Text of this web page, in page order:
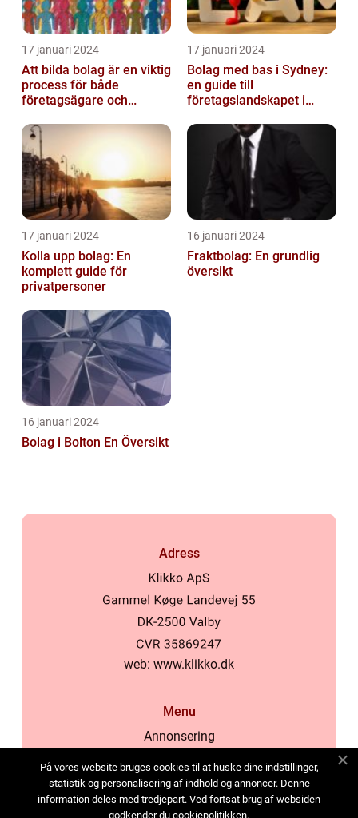
17 januari 2024
Att bilda bolag är en viktig
process för både
företagsägare och
etablera en ...
17 januari 2024
Bolag med bas i Sydney:
en guide till
företagslandskapet i
stad
17 januari 2024
Kolla upp bolag: En
komplett guide för
privatpersoner
16 januari 2024
Fraktbolag: En grundlig
översikt
16 januari 2024
Bolag i Bolton En Översikt
Adress
web: www.klikko.dk
Menu
Annonsering
Cookies
Kontakta oss
På vores website bruges cookies til at huske dine indstillinger,
statistik og personalisering af indhold og annoncer. Denne
information deles med tredjepart. Ved fortsat brug af websiden
godkender du cookiepolitikken.